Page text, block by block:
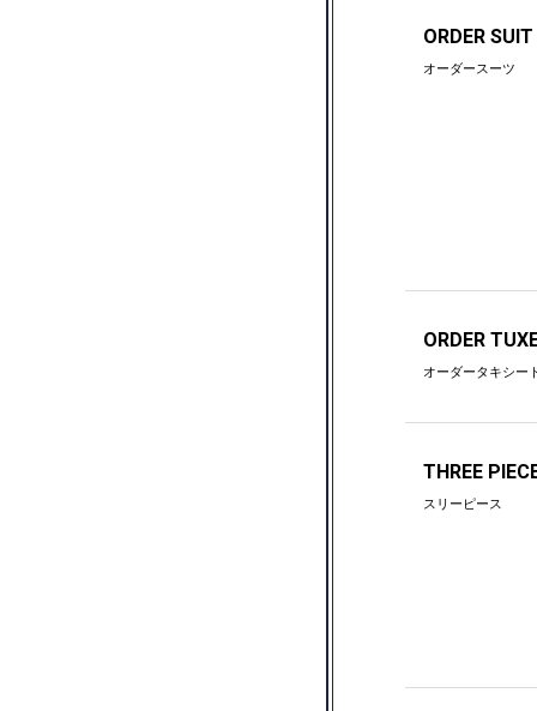
ORDER SUIT
オーダースーツ
ORDER
オーダータキシー
THREE
スリーピース